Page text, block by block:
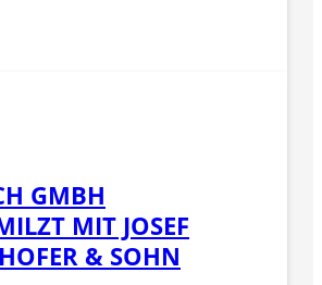
GMBH
MIT JOSEF
& SOHN